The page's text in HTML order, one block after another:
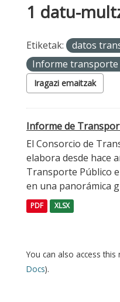
1 datu-
Etiketak: datos
Informe transporte
Iragazi emaitzak
Informe de
El Consorcio de
elabora desde hace
Transporte Público
en una panorámica
PDF XLSX
You can also access this
Docs).